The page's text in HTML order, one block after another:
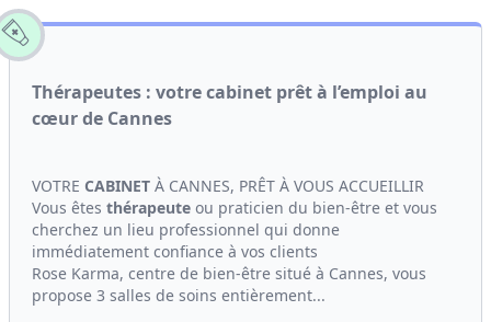
Thérapeutes : votre cabinet prêt à l’emploi au
cœur de Cannes
VOTRE CABINET À CANNES, PRÊT À VOUS ACCUEILLIR
Vous êtes thérapeute ou praticien du bien-être et vous
cherchez un lieu professionnel qui donne
immédiatement confiance à vos clients
Rose Karma, centre de bien-être situé à Cannes, vous
propose 3 salles de soins entièrement...